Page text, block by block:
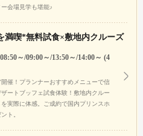
会場見学も堪能♪
満喫*無料試食×敷地内クルーズ
～/09:00～/13:50～/14:00～ (4
催！プランナーおすすめメニューで信
ートブッフェ試食体験！敷地内クルー
実際に体感。ご成約で国内プリンスホ
ト。